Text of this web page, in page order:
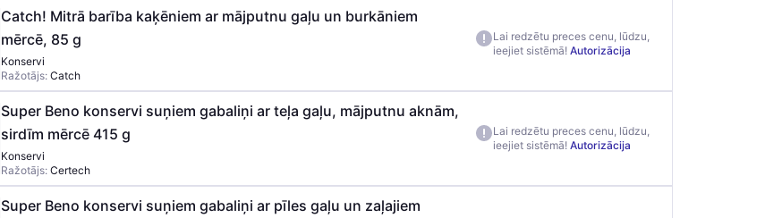
Catch! Mitrā barība kaķēniem ar mājputnu gaļu un burkāniem
mērcē, 85 g
Konservi
Ražotājs: Catch
Lai redzētu preces cenu, lūdzu,
ieejiet sistēmā! Autorizācija
Super Beno konservi suņiem gabaliņi ar teļa gaļu, mājputnu aknām,
sirdīm mērcē 415 g
Konservi
Ražotājs: Certech
Lai redzētu preces cenu, lūdzu,
ieejiet sistēmā! Autorizācija
Super Beno konservi suņiem gabaliņi ar pīles gaļu un zaļajiem